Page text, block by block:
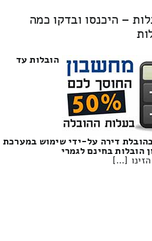
– היכנסו ובדקו כמה
הובלות עד
בהובלת דירה על-ידי שימוש במערכת
הובלות בחינם לגמרי
[…]